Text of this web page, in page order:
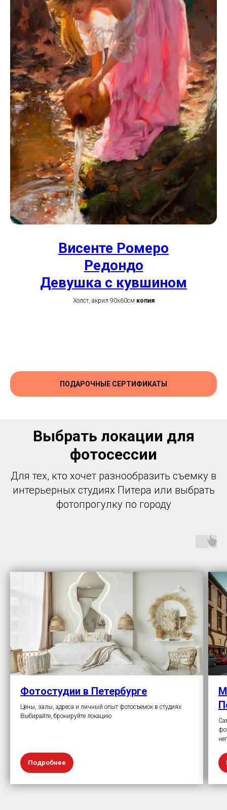
Висенте Ромеро
Редондо
Девушка с кувшином
Холст, акрил 90х60см копия
ПОДАРОЧНЫЕ СЕРТИФИКАТЫ
Выбрать локации для
фотосессии
Для тех, кто хочет разнообразить съемку в
интерьерных студиях Питера или выбрать
фотопрогулку по городу
Фотостудии в Петербурге
Цены, залы, адреса и личный опыт фотосъемок в студиях
Выбирайте, бронируйте локацию
Подробнее